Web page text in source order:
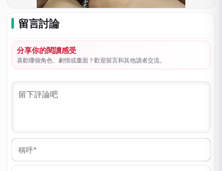
留言討論
分享你的閱讀感受
喜歡哪個角色、劇情或畫面？歡迎留言和其他讀者交流。
稱